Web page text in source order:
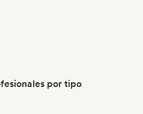
por tipo